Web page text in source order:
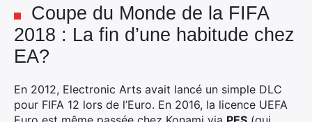
Coupe du Monde de la FIFA
2018 : La fin d’une habitude chez
EA?
En 2012, Electronic Arts avait lancé un simple DLC
pour FIFA 12 lors de l’Euro. En 2016, la licence UEFA